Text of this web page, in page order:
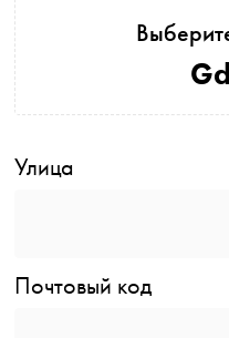
Улица
Почтовый код